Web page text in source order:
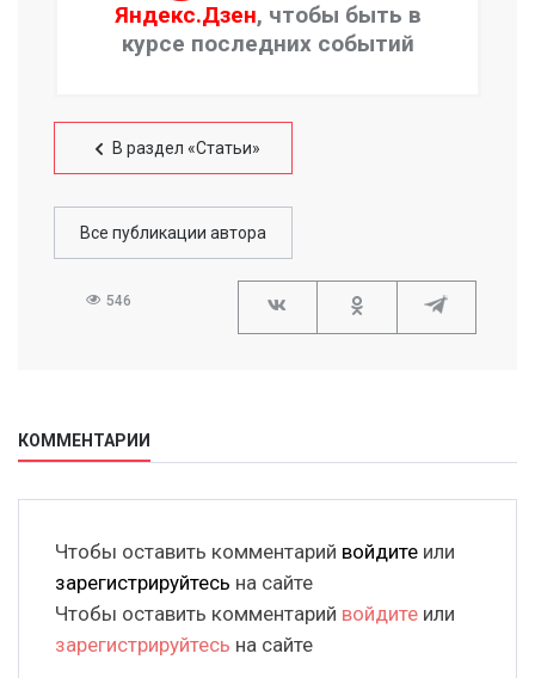
Яндекс.Дзен, чтобы быть в
курсе последних событий
В раздел «Статьи»
Все публикации автора
546
КОММЕНТАРИИ
Чтобы оставить комментарий войдите или
зарегистрируйтесь на сайте
Чтобы оставить комментарий войдите или
зарегистрируйтесь на сайте